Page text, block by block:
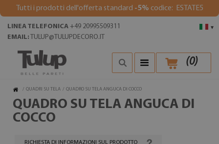
Tutti i prodotti dell'offerta standard -5% codice: ESTATE5
▾
LINEA TELEFONICA +49 20995509311
EMAIL: TULUP@TULUPDECORO.IT
(0)
/ QUADRI SU TELA / QUADRO SU TELA ANGUCA DI COCCO
QUADRO SU TELA ANGUCA DI
COCCO
RICHIESTA DI INFORMAZIONI SUL PRODOTTO